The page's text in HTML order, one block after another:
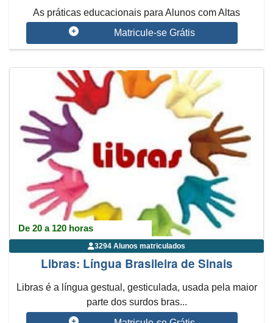
As práticas educacionais para Alunos com Altas
Habilidades ou Superdotação de...
Matricule-se Grátis
De 20 a 120 horas
3294 Alunos matriculados
Libras: Língua Brasileira de Sinais
Libras é a língua gestual, gesticulada, usada pela maior
parte dos surdos bras...